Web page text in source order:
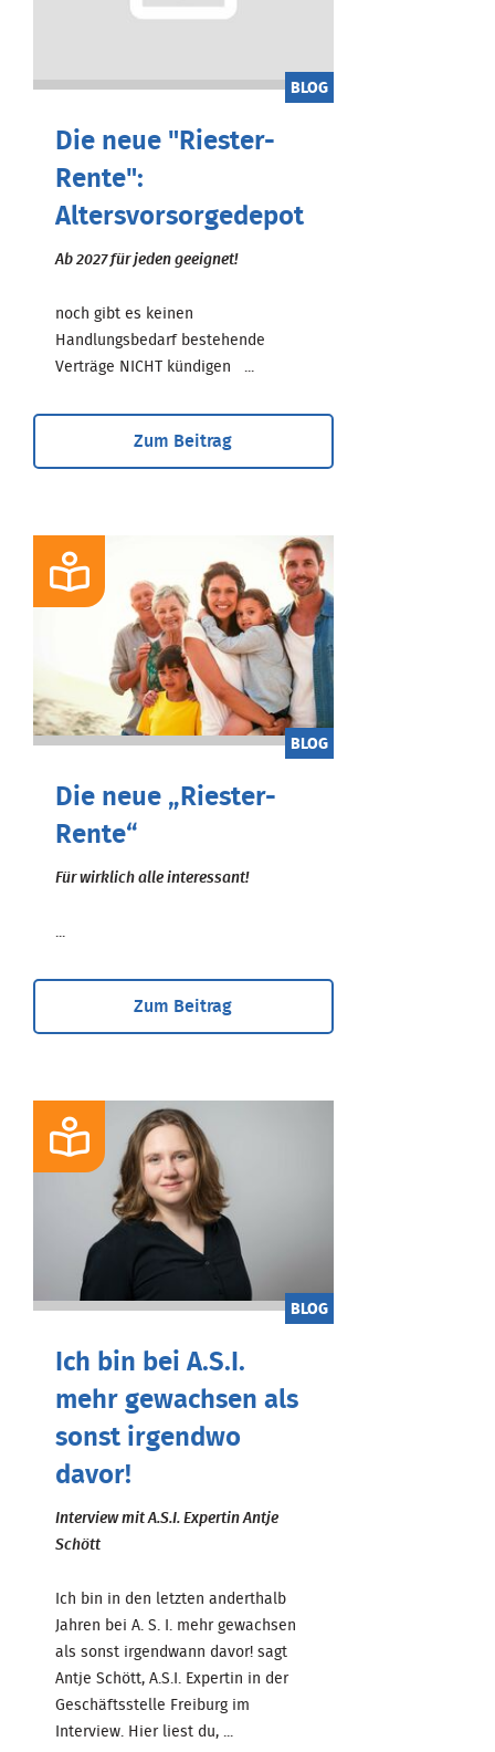
BLOG
Die neue "Riester-
Rente":
Altersvorsorgedepot
Ab 2027 für jeden geeignet!
noch gibt es keinen
Handlungsbedarf bestehende
Verträge NICHT kündigen ...
Zum Beitrag
BLOG
Die neue „Riester-
Rente“
Für wirklich alle interessant!
Zum Beitrag
BLOG
Ich bin bei A.S.I.
mehr gewachsen als
sonst irgendwo
davor!
Interview mit A.S.I. Expertin Antje
Schött
Ich bin in den letzten anderthalb
Jahren bei A. S. I. mehr gewachsen
als sonst irgendwann davor! sagt
Antje Schött, A.S.I. Expertin in der
Geschäftsstelle Freiburg im
Interview. Hier liest du, ...